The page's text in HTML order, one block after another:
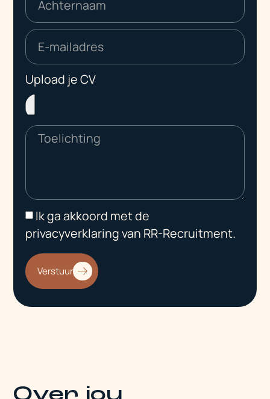
Upload je CV
Ik ga akkoord met de
privacyverklaring van RR-Recruitment.
Verstuur